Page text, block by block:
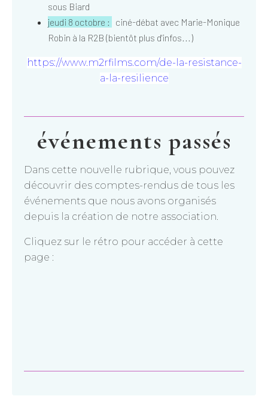
sous Biard
jeudi 8 octobre :
ciné-débat avec Marie-Monique
Robin à la R2B (bientôt plus d'infos...)
https://www.m2rfilms.com/de-la-resistance-
a-la-resilience
événements passés
Dans cette nouvelle rubrique, vous pouvez
découvrir des comptes-rendus de tous les
événements que nous avons organisés
depuis la création de notre association.
Cliquez sur le rétro pour accéder à cette
page :